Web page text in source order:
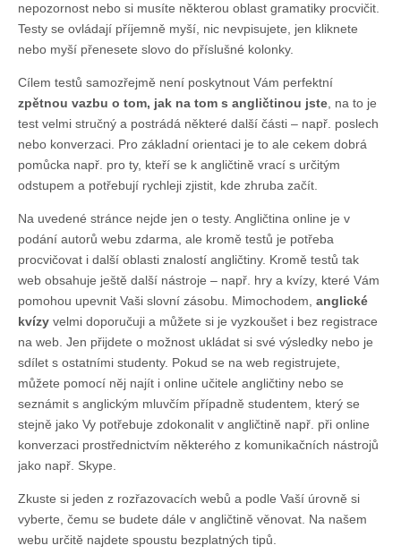
nepozornost nebo si musíte některou oblast gramatiky procvičit.
Testy se ovládají příjemně myší, nic nevpisujete, jen kliknete
nebo myší přenesete slovo do příslušné kolonky.
Cílem testů samozřejmě není poskytnout Vám perfektní
zpětnou vazbu o tom, jak na tom s angličtinou jste , na to je
test velmi stručný a postrádá některé další části – např. poslech
nebo konverzaci. Pro základní orientaci je to ale cekem dobrá
pomůcka např. pro ty, kteří se k angličtině vrací s určitým
odstupem a potřebují rychleji zjistit, kde zhruba začít.
Na uvedené stránce nejde jen o testy. Angličtina online je v
podání autorů webu zdarma, ale kromě testů je potřeba
procvičovat i další oblasti znalostí angličtiny. Kromě testů tak
web obsahuje ještě další nástroje – např. hry a kvízy, které Vám
pomohou upevnit Vaši slovní zásobu. Mimochodem, anglické
kvízy velmi doporučuji a můžete si je vyzkoušet i bez registrace
na web. Jen přijdete o možnost ukládat si své výsledky nebo je
sdílet s ostatními studenty. Pokud se na web registrujete,
můžete pomocí něj najít i online učitele angličtiny nebo se
seznámit s anglickým mluvčím případně studentem, který se
stejně jako Vy potřebuje zdokonalit v angličtině např. při online
konverzaci prostřednictvím některého z komunikačních nástrojů
jako např. Skype.
Zkuste si jeden z rozřazovacích webů a podle Vaší úrovně si
vyberte, čemu se budete dále v angličtině věnovat. Na našem
webu určitě najdete spoustu bezplatných tipů.